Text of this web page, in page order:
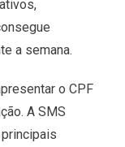
a semana.
o CPF
A SMS